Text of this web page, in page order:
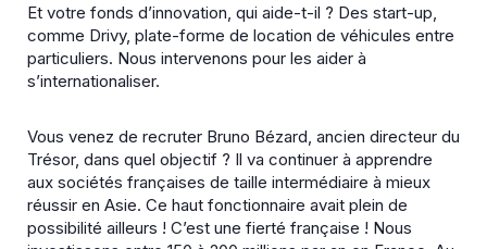
Et votre fonds d’innovation, qui aide-t-il ? Des start-up,
comme Drivy, plate-forme de location de véhicules entre
particuliers. Nous intervenons pour les aider à
s’internationaliser.
Vous venez de recruter Bruno Bézard, ancien directeur du
Trésor, dans quel objectif ? Il va continuer à apprendre
aux sociétés françaises de taille intermédiaire à mieux
réussir en Asie. Ce haut fonctionnaire avait plein de
possibilité ailleurs ! C’est une fierté française ! Nous